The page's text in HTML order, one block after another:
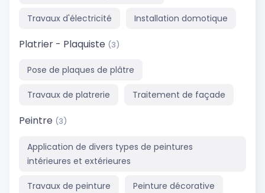
Travaux d'électricité Installation domotique
Platrier - Plaquiste (3)
Pose de plaques de plâtre
Travaux de platrerie Traitement de façade
Peintre (3)
Application de divers types de peintures
intérieures et extérieures
Travaux de peinture Peinture décorative